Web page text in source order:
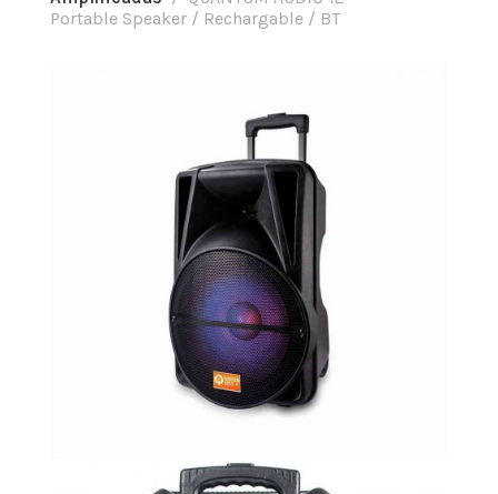
Portable Speaker / Rechargable / BT